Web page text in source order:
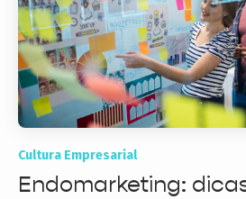
Cultura Empresarial
Endomarketing: